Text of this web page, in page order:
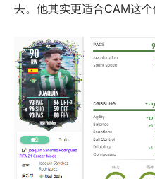
去。他其实更适合CAM这个